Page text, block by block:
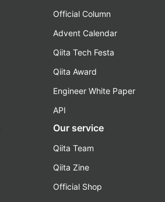
Official Column
Advent Calendar
Qiita Tech Festa
Qiita Award
Engineer White Paper
API
Our service
Qiita Team
Qiita Zine
Official Shop